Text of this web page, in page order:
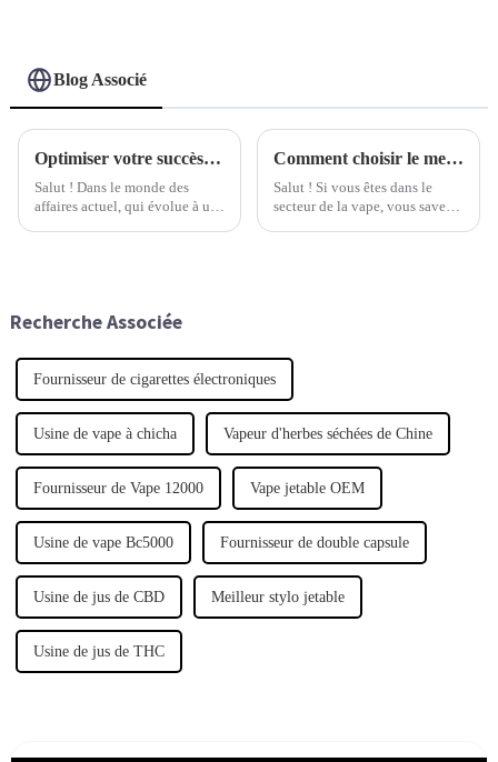
Blog Associé
Optimiser votre succès avec les dispositifs jetables : conseils essentiels pour les entreprises
Salut ! Dans le monde des
affaires actuel, qui évolue à un
Comment choisir le meilleur fournisseur de produits de vapotage en gros pour la croissance de votre entreprise
Salut ! Si vous êtes dans le
secteur de la vape, vous savez à
Recherche Associée
Fournisseur de cigarettes électroniques
Usine de vape à chicha Vapeur d'herbes séchées de Chine
Fournisseur de Vape 12000 Vape jetable OEM
Usine de vape Bc5000 Fournisseur de double capsule
Usine de jus de CBD Meilleur stylo jetable
Usine de jus de THC